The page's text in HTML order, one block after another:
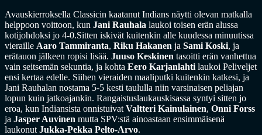
Avauskierroksella Classicin kaatanut Indians näytti olevan matkalla
helppoon voittoon, kun Jani Rauhala laukoi toisen erän alussa
kotijohdoksi jo 4-0.Sitten iskivät kuitenkin alle kuudessa minuutissa
vieraille Aaro Tammiranta, Riku Hakanen ja Sami Koski, ja
erätauon jälkeen ropisi lisää. Juuso Keskinen tasoitti erän vanhettua
vain seitsemän sekuntia, ja kohta Eero Karjanlahti laukoi Peliveljet
ensi kertaa edelle. Siihen vieraiden maaliputki kuitenkin katkesi, ja
Jani Rauhalan nostama 5-5 kesti taululla niin varsinaisen peliajan
lopun kuin jatkoajankin. Rangaistuslaukauskisassa syntyi sitten jo
eroa, kun Indiansista onnistuivat Valtteri Kainulainen, Onni Forss
ja Jasper Auvinen mutta SPV:stä ainoastaan ensimmäisenä
laukonut Jukka-Pekka Pelto-Arvo.